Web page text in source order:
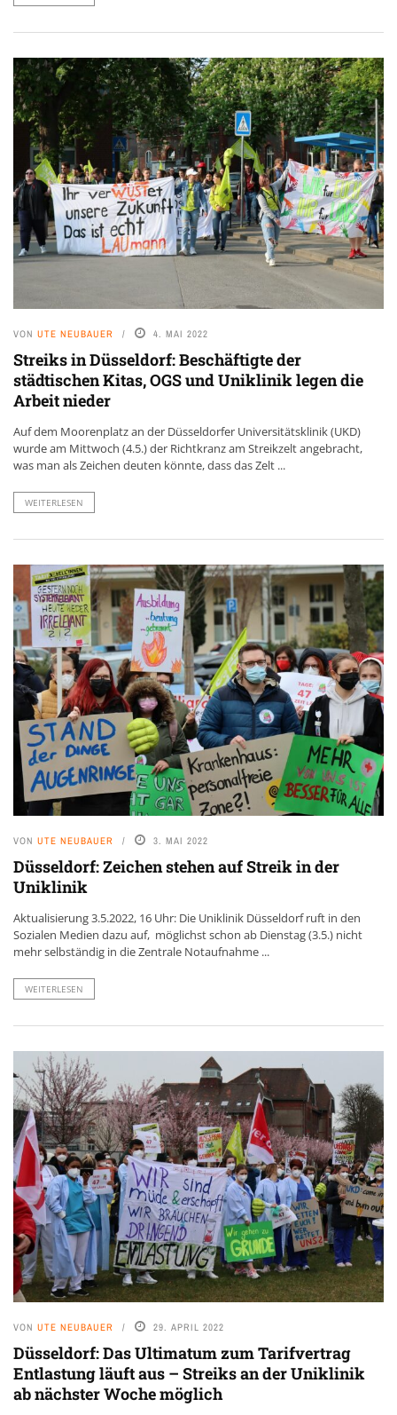
VON UTE NEUBAUER 4. MAI 2022
Streiks in Düsseldorf: Beschäftigte der
städtischen Kitas, OGS und Uniklinik legen die
Arbeit nieder
Auf dem Moorenplatz an der Düsseldorfer Universitätsklinik (UKD)
wurde am Mittwoch (4.5.) der Richtkranz am Streikzelt angebracht,
was man als Zeichen deuten könnte, dass das Zelt ...
WEITERLESEN
VON UTE NEUBAUER 3. MAI 2022
Düsseldorf: Zeichen stehen auf Streik in der
Uniklinik
Aktualisierung 3.5.2022, 16 Uhr: Die Uniklinik Düsseldorf ruft in den
Sozialen Medien dazu auf, möglichst schon ab Dienstag (3.5.) nicht
mehr selbständig in die Zentrale Notaufnahme ...
WEITERLESEN
VON UTE NEUBAUER 29. APRIL 2022
Düsseldorf: Das Ultimatum zum Tarifvertrag
Entlastung läuft aus – Streiks an der Uniklinik
ab nächster Woche möglich